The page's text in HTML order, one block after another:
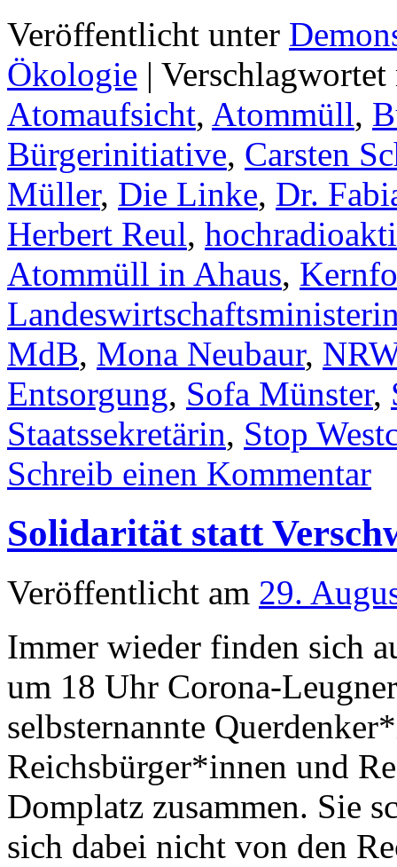
Veröffentlicht unter
Ökologie |
Atomaufsicht, Atommüll,
Bürgerinitiative, Carsten
Müller, Die Linke, Dr.
Herbert Reul,
Atommüll in Ahaus,
MdB, Mona Neubaur, NRW
Entsorgung, Sofa Münster,
Staatssekretärin, Stop
Schreib einen Kommentar
Solidarität statt
Veröffentlicht am 29.
Immer wieder finden sich
um 18 Uhr Corona-
selbsternannte
Reichsbürger*innen und
Domplatz zusammen. Sie
sich dabei nicht von den